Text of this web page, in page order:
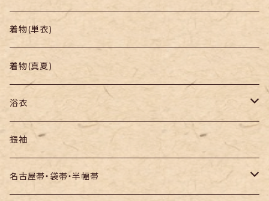
帯
羽織り・道行
小紋
色無地・江戸小紋
紬
訪問着・付下
お召し
着物(単衣)
着物(真夏)
浴衣
セオα・ポリ
木綿・綿麻
振袖
名古屋帯・袋帯・半幅帯